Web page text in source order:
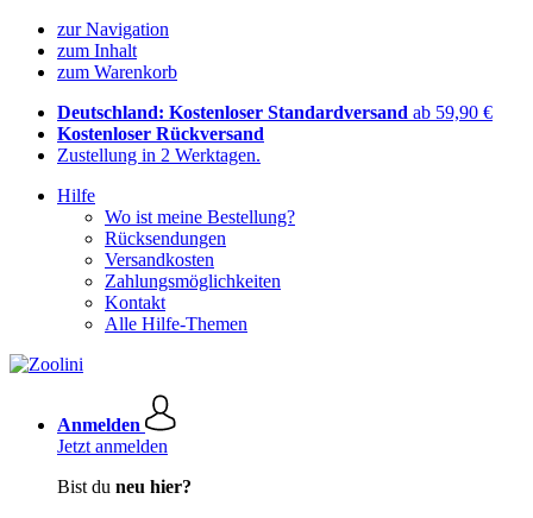
zur Navigation
zum Inhalt
zum Warenkorb
Deutschland: Kostenloser Standardversand ab 59,90 €
Kostenloser Rückversand
Zustellung in 2 Werktagen.
Hilfe
Wo ist meine Bestellung?
Rücksendungen
Versandkosten
Zahlungsmöglichkeiten
Kontakt
Alle Hilfe-Themen
Anmelden
Jetzt anmelden
Bist du neu hier?